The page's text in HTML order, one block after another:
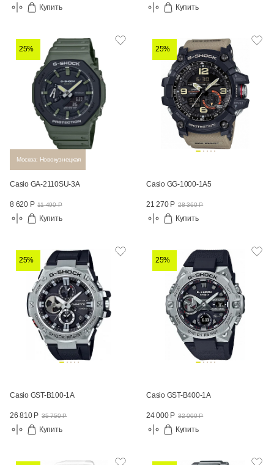
Купить Купить
25%
Москва: Новокузнецкая
Casio GA-2110SU-3A
8 620 Р 11 490 Р
Купить
25%
Casio GG-1000-1A5
21 270 Р 28 360 Р
Купить
25%
Casio GST-B100-1A
26 810 Р 35 750 Р
Купить
25%
Casio GST-B400-1A
24 000 Р 32 000 Р
Купить